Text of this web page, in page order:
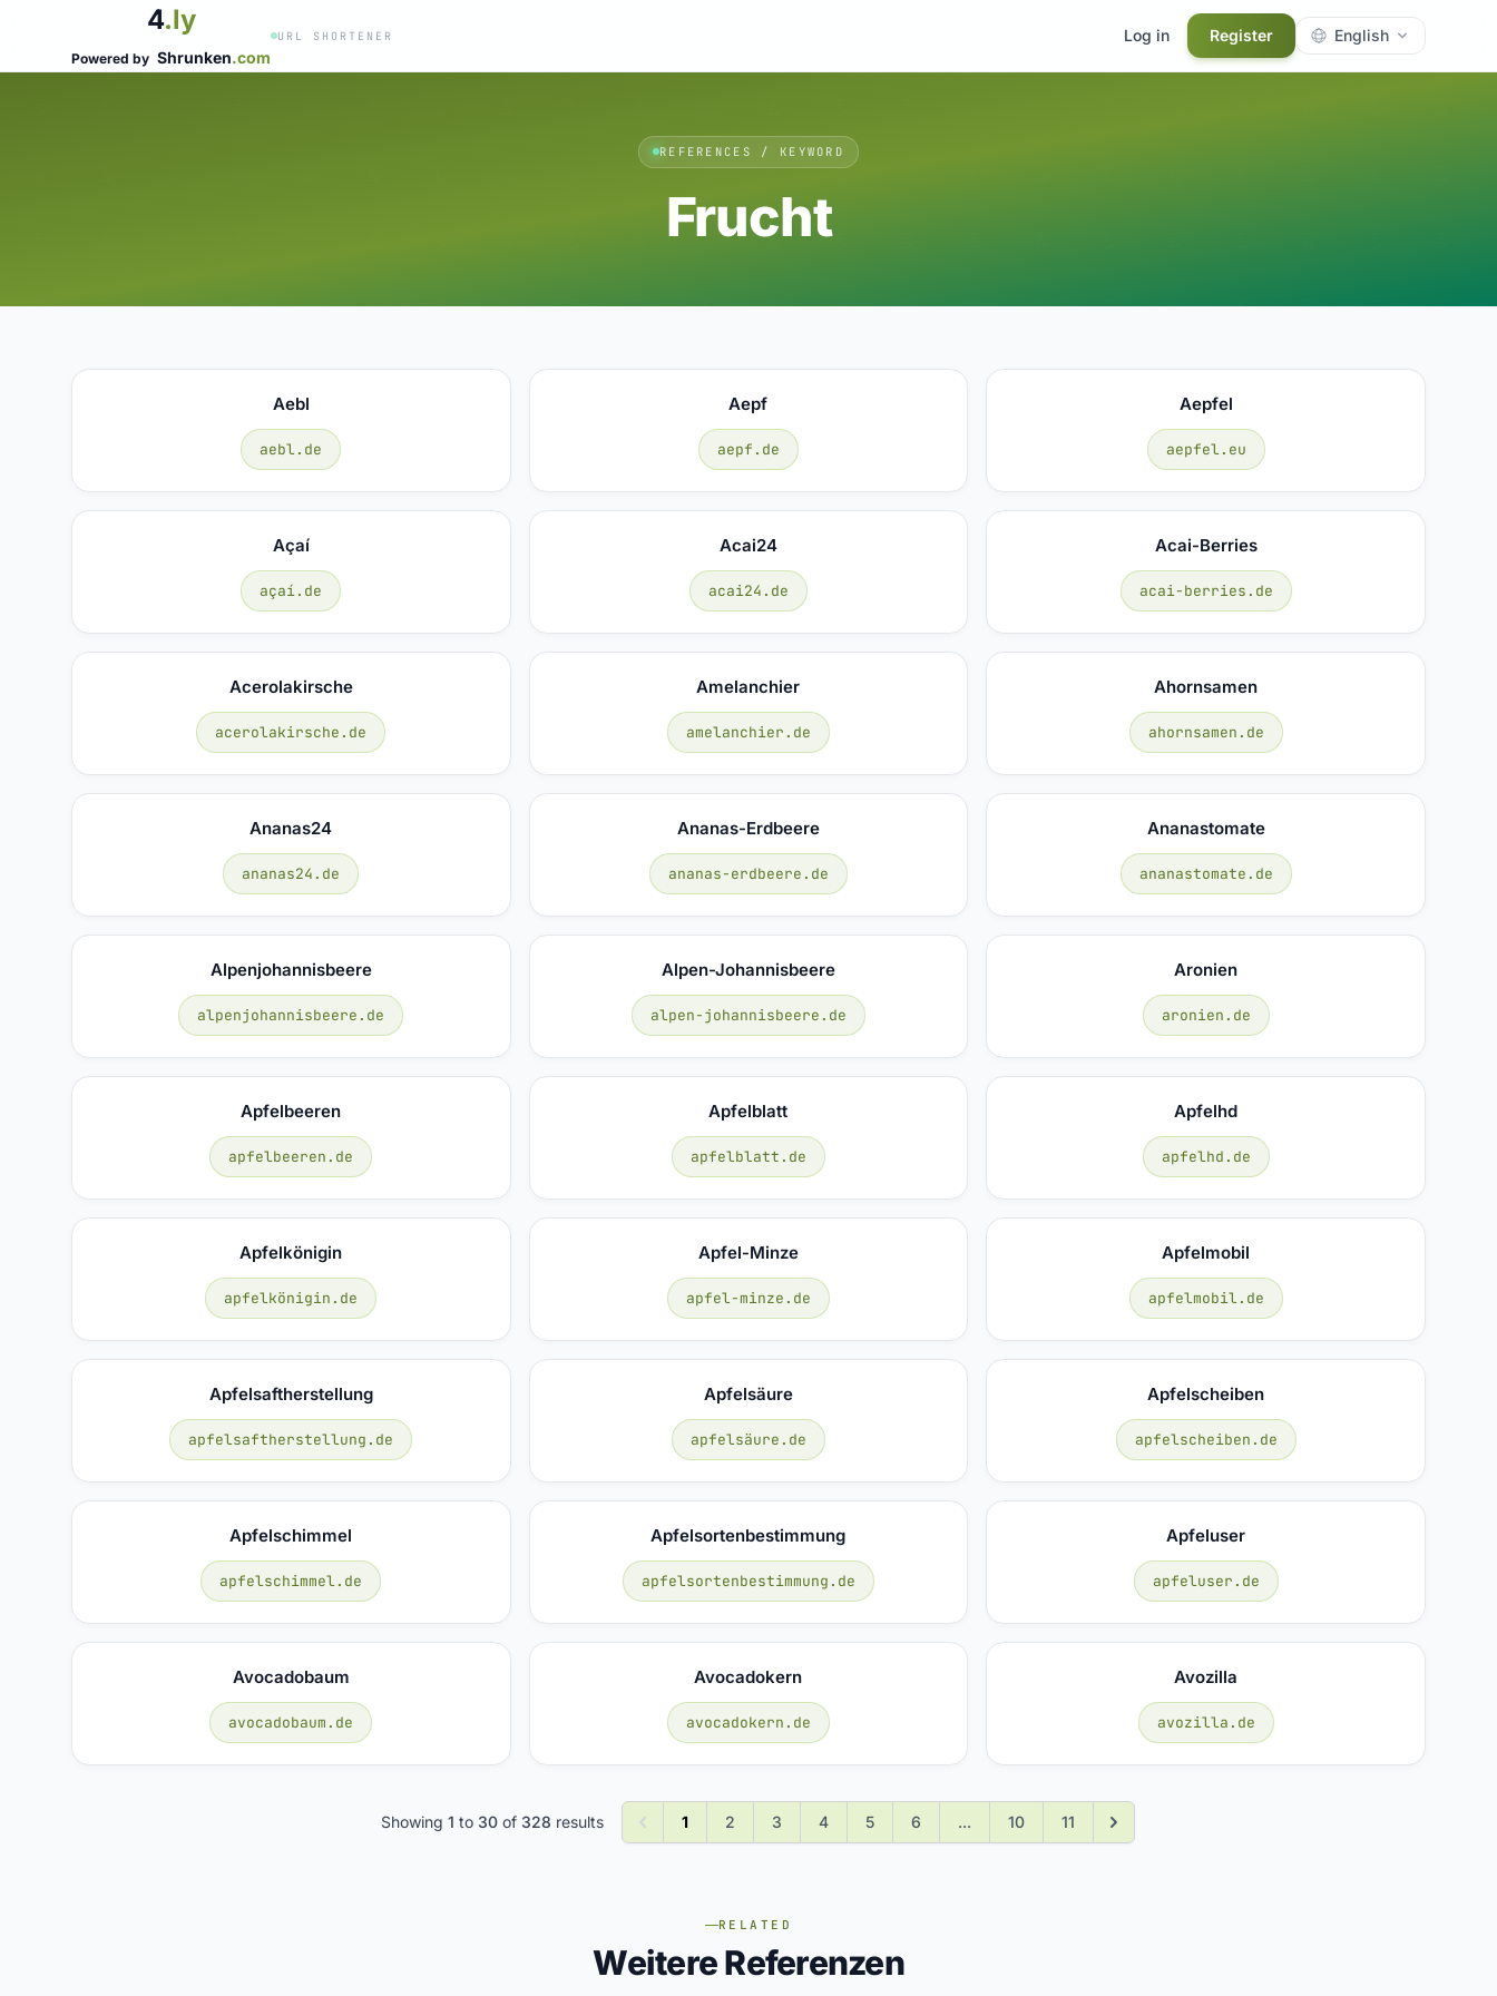
4.ly
Powered by Shrunken.com
URL SHORTENER Log in Register English
REFERENCES / KEYWORD
Frucht
Aebl
aebl.de
Aepf
aepf.de
Aepfel
aepfel.eu
Açaí
açaí.de
Acai24
acai24.de
Acai-Berries
acai-berries.de
Acerolakirsche
acerolakirsche.de
Amelanchier
amelanchier.de
Ahornsamen
ahornsamen.de
Ananas24
ananas24.de
Ananas-Erdbeere
ananas-erdbeere.de
Ananastomate
ananastomate.de
Alpenjohannisbeere
alpenjohannisbeere.de
Alpen-Johannisbeere
alpen-johannisbeere.de
Aronien
aronien.de
Apfelbeeren
apfelbeeren.de
Apfelblatt
apfelblatt.de
Apfelhd
apfelhd.de
Apfelkönigin
apfelkönigin.de
Apfel-Minze
apfel-minze.de
Apfelmobil
apfelmobil.de
Apfelsaftherstellung
apfelsaftherstellung.de
Apfelsäure
apfelsäure.de
Apfelscheiben
apfelscheiben.de
Apfelschimmel
apfelschimmel.de
Apfelsortenbestimmung
apfelsortenbestimmung.de
Apfeluser
apfeluser.de
Avocadobaum
avocadobaum.de
Avocadokern
avocadokern.de
Avozilla
avozilla.de
Showing 1 to 30of 328 results 1 2 3 4 5 6 ... 10 11
RELATED
Weitere Referenzen